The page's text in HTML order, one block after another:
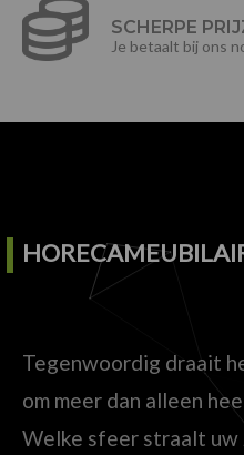
SCHERPE
Je betaalt bij ons
Tegenwoordig draait
om meer dan alleen
Welke sfeer straalt uw